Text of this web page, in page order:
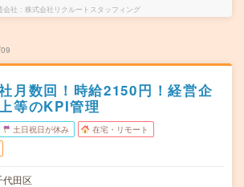
会社 株式会社リクルートスタッフィング
月数回！時給2150円！経営企
等のKPI管理
土日祝日が休み 在宅・リモート
代田区